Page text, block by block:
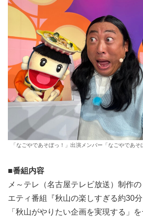
「なごやであそぼっ！」出演メンバー「なごやであ
■番組内容
メ～テレ（名古屋テレビ放送）制作
エティ番組『秋山の楽しすぎる約30分
「秋山がやりたい企画を実現する」を